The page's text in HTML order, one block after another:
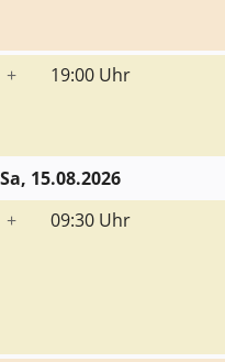
+ 19:00 Uhr
Sa, 15.08.2026
+
09:30 Uhr